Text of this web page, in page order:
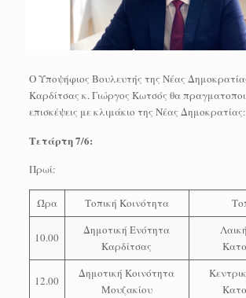
Ο Υποψήφιος Βουλευτής της Νέας
Καρδίτσας κ. Γιώργος Κωτσός θα
επισκέψεις με κλιμάκιο της Νέας Δημοκρατίας:
Τετάρτη 7/6:
Πρωί:
Ώρα Τοπική Κοινότητα
10.00
Δημοτική Ενότητα
Καρδίτσας
12.00
Δημοτική Κοινότητα
Μουζακίου